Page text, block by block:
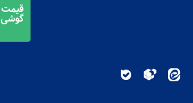
قیمت
گوشی